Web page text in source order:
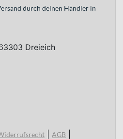
durch deinen Händler in
Dreieich
AGB